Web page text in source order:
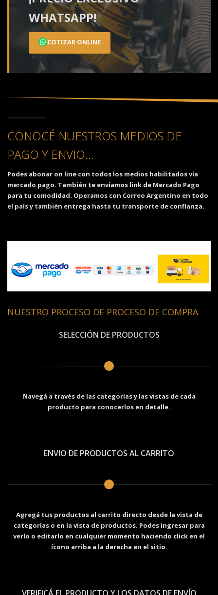
WHATSAPP!
COTIZAR ONLINE
CONOCÉ NUESTROS MEDIOS DE
PAGO Y ENVIO...
Podes abonar on line con todos los medios habilitados vía
mercado pago. También te enviamos link de Mercado Pago
para tu comodidad. Operamos con Correo Argentino en todo
el país y también entrega hasta tu transporte de confianza.
NUESTRO PROCESO DE PROCESO DE COMPRA
SELECCIÓN DE PRODUCTOS
Navegá a través de las categorías y las vistas de cada
producto para conocerlos en detalle.
ENVIO DE PRODUCTOS AL CARRITO
Agregá tus productos al carrito directo desde la vista de
categorías o en la vista de productos. Podes ingresar para
verlo o editarlo en cualquier momento haciendo click en el
ícono arriba a la derecha en el sitio.